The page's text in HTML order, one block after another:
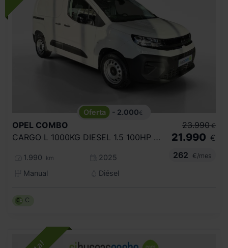
- 2.000€
OPEL COMBO
CARGO L 1000KG DIESEL 1.5 100HP S&S MT E
1.990 km
2025
Manual
Diésel
23.990 €
21.990 €
262
€/mes
C